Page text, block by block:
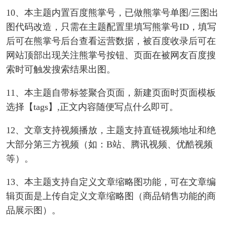
10、本主题内置百度熊掌号，已做熊掌号单图/三图出
图代码改造，只需在主题配置里填写熊掌号ID，填写
后可在熊掌号后台查看运营数据，被百度收录后可在
网站顶部出现关注熊掌号按钮、页面在被网友百度搜
索时可触发搜索结果出图。
11、本主题自带标签聚合页面，新建页面时页面模板
选择【tags】,正文内容随便写点什么即可。
12、文章支持视频播放，主题支持直链视频地址和绝
大部分第三方视频（如：B站、腾讯视频、优酷视频
等）。
13、本主题支持自定义文章缩略图功能，可在文章编
辑页面是上传自定义文章缩略图（商品销售功能的商
品展示图）。